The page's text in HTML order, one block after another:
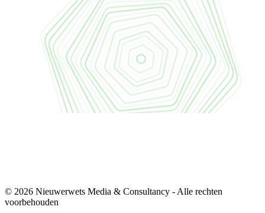
© 2026 Nieuwerwets Media & Consultancy - Alle rechten
voorbehouden